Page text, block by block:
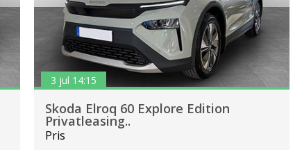
3 jul 14:15
Skoda Elroq 60 Explore Edition
Privatleasing..
Pris